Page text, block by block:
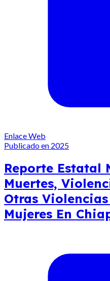
Enlace Web
Publicado en 2025
Reporte Estatal
Muertes,
Otras
Mujeres En